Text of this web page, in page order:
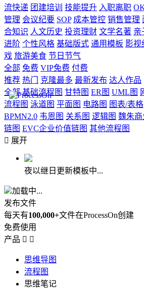
流快递 团建培训 技能提升 入职离职
管理 会议纪要 SOP 成本管控 销售管理
合知识 人文历史 投资理财 文学名著 亲
进阶 个性风格 基础版式 通用模板 影视
戏 旅游美食 节日节气
全部 免费 VIP免费 付费
推荐 热门 克隆最多 最新发布 达人作品
全部 基础流程图 甘特图 ER图 UML图
流程图 泳道图 平面图 电路图 图表/表格
BPMN2.0 韦恩图 关系图 逻辑图 魏朱
链图 EVC企业价值链图 其他流程图
 展开
夜以继日更新模板中...
加载中...
发布文件
每天有100,000+文件在ProcessOn创建
免费使用
产品  
思维导图
流程图
思维笔记